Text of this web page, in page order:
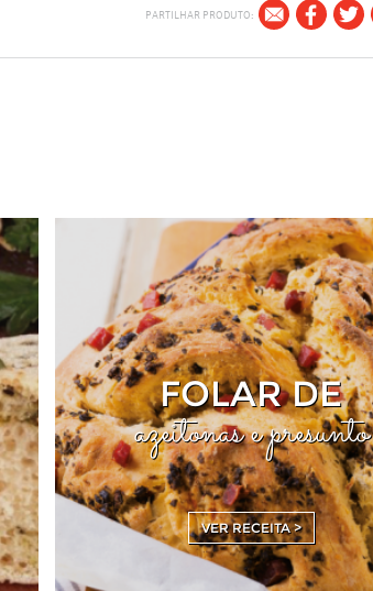
PARTILHAR PRODUTO:
FOLAR DE
azeitonas e presunto
VER RECEITA >